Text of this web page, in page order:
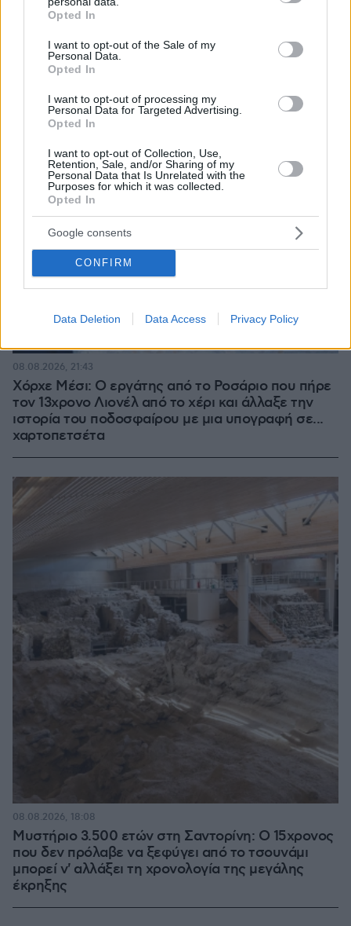
grant or deny consent to Google and its third-party tags to
use your data for below specified purposes in below Google
consent section.
Opted In
I want to opt-out of the Sale of my
Personal Data.
Opted In
I want to opt-out of processing my
Personal Data for Targeted Advertising.
Opted In
I want to opt-out of Collection, Use,
Retention, Sale, and/or Sharing of my
Personal Data that Is Unrelated with the
Purposes for which it was collected.
Opted In
Google consents
CONFIRM
Data Deletion Data Access Privacy Policy
Χόρχε Μέσι: Ο εργάτης από το Ροσάριο που πήρε
τον 13χρονο Λιονέλ από το χέρι και άλλαξε την
ιστορία του ποδοσφαίρου με μια υπογραφή σε...
χαρτοπετσέτα
08.08.2026, 21:43
Μυστήριο 3.500 ετών στη Σαντορίνη: Ο 15χρονος
που δεν πρόλαβε να ξεφύγει από το τσουνάμι
μπορεί ν' αλλάξει τη χρονολογία της μεγάλης
έκρηξης
08.08.2026, 18:08